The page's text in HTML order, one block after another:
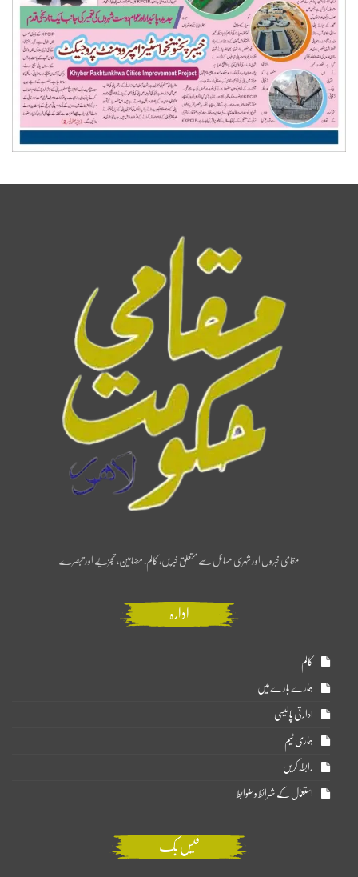
مقامی خبروں اور شہری مسائل سے متعلق خبریں، کالم، مضامین، تجزیے اور تبصرے
ادارہ
کالم
ہمارے بارے میں
ادارتی پالیسی
ہماری ٹیم
رابطہ کریں
استعمال کے شرائط و ضوابط
فیس بک